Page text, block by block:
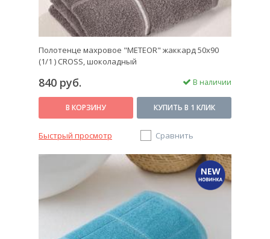
Полотенце махровое "METEOR" жаккард 50х90
(1/1 ) CROSS, шоколадный
840 руб. В наличии
В КОРЗИНУ КУПИТЬ В 1 КЛИК
Быстрый просмотр Сравнить